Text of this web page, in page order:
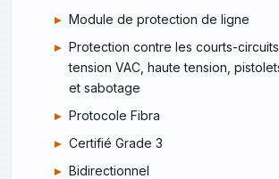
Module de protection de ligne
Protection contre les courts-
tension VAC, haute tension,
et sabotage
Protocole Fibra
Certifié Grade 3
Bidirectionnel